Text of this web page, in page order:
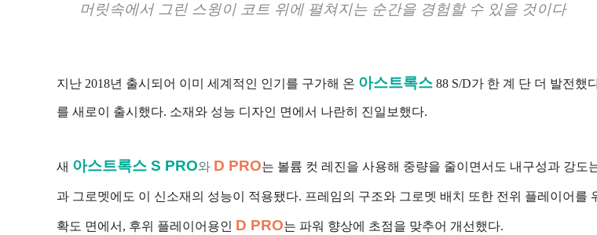
머릿속에서 그린 스윙이 코트 위에 펼쳐지는 순간을 경험할 수 있을 것이다
지난 2018년 출시되어 이미 세계적인 인기를 구가해 온 아스트록스 88 S/D가 한 계 단 더 발전했
를 새로이 출시했다. 소재와 성능 디자인 면에서 나란히 진일보했다.
새 아스트록스 S PRO와 D PRO는 볼륨 컷 레진을 사용해 중량을 줄이면서도 내구성과 강도
과 그로멧에도 이 신소재의 성능이 적용됐다. 프레임의 구조와 그로멧 배치 또한 전위 플레이어를
확도 면에서, 후위 플레이어용인 D PRO는 파워 향상에 초점을 맞추어 개선했다.